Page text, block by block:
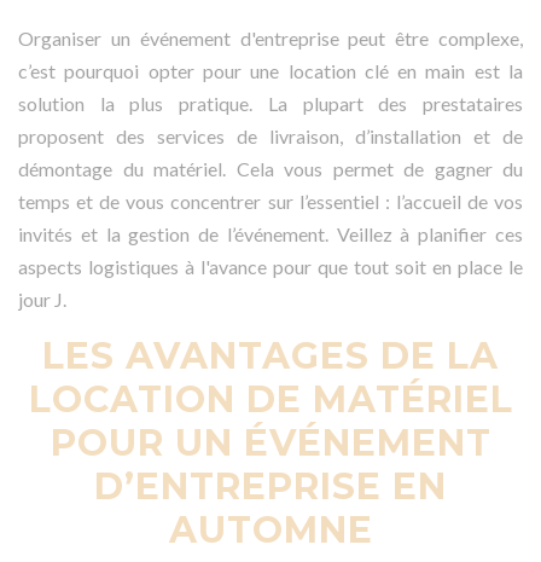
Organiser un événement d'entreprise peut être complexe,
c’est pourquoi opter pour une location clé en main est la
solution la plus pratique. La plupart des prestataires
proposent des services de livraison, d’installation et de
démontage du matériel. Cela vous permet de gagner du
temps et de vous concentrer sur l’essentiel : l’accueil de vos
invités et la gestion de l’événement. Veillez à planifier ces
aspects logistiques à l'avance pour que tout soit en place le
jour J.
LES AVANTAGES DE LA
LOCATION DE MATÉRIEL
POUR UN ÉVÉNEMENT
D’ENTREPRISE EN
AUTOMNE